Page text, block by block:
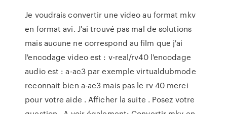
Je voudrais convertir une video au format mkv
en format avi. J'ai trouvé pas mal de solutions
mais aucune ne correspond au film que j'ai
l'encodage video est : v-real/rv40 l'encodage
audio est : a-ac3 par exemple virtualdubmode
reconnait bien a-ac3 mais pas le rv 40 merci
pour votre aide . Afficher la suite . Posez votre